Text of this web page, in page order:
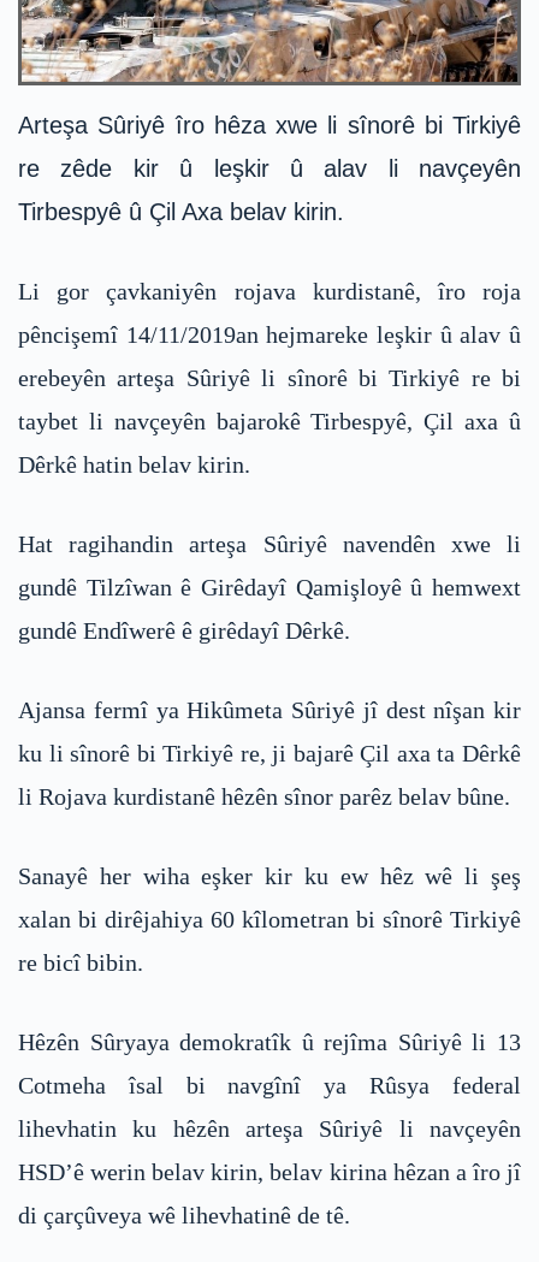
Arteşa Sûriyê îro hêza xwe li sînorê bi Tirkiyê
re zêde kir û leşkir û alav li navçeyên
Tirbespyê û Çil Axa belav kirin.
Li gor çavkaniyên rojava kurdistanê, îro roja
pêncişemî 14/11/2019an hejmareke leşkir û alav û
erebeyên arteşa Sûriyê li sînorê bi Tirkiyê re bi
taybet li navçeyên bajarokê Tirbespyê, Çil axa û
Dêrkê hatin belav kirin.
Hat ragihandin arteşa Sûriyê navendên xwe li
gundê Tilzîwan ê Girêdayî Qamişloyê û hemwext
gundê Endîwerê ê girêdayî Dêrkê.
Ajansa fermî ya Hikûmeta Sûriyê jî dest nîşan kir
ku li sînorê bi Tirkiyê re, ji bajarê Çil axa ta Dêrkê
li Rojava kurdistanê hêzên sînor parêz belav bûne.
Sanayê her wiha eşker kir ku ew hêz wê li şeş
xalan bi dirêjahiya 60 kîlometran bi sînorê Tirkiyê
re bicî bibin.
Hêzên Sûryaya demokratîk û rejîma Sûriyê li 13
Cotmeha îsal bi navgînî ya Rûsya federal
lihevhatin ku hêzên arteşa Sûriyê li navçeyên
HSD’ê werin belav kirin, belav kirina hêzan a îro jî
di çarçûveya wê lihevhatinê de tê.